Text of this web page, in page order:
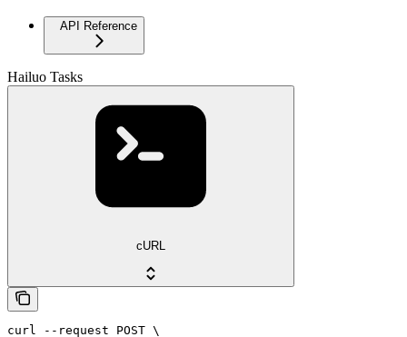
API Reference
Hailuo Tasks
cURL
curl --request POST \